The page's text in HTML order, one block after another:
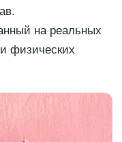
на реальных
физических